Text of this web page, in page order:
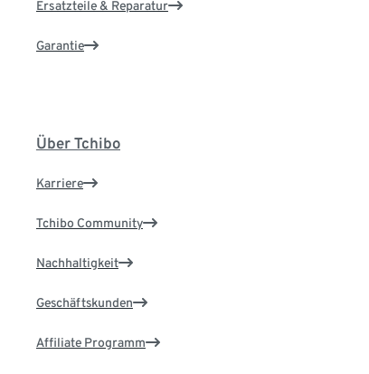
Ersatzteile & Reparatur
Garantie
Über Tchibo
Karriere
Tchibo Community
Nachhaltigkeit
Geschäftskunden
Affiliate Programm